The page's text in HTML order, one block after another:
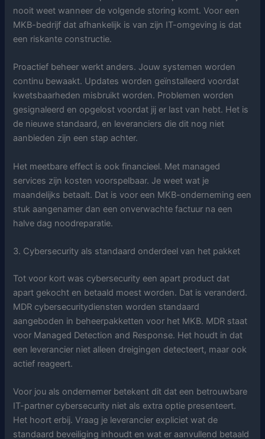
nooit weet wanneer de volgende storing komt. Voor een
MKB-bedrijf dat afhankelijk is van zijn IT-omgeving is dat
een riskante constructie.
Proactief beheer werkt anders. Jouw systemen worden
continu bewaakt. Updates worden geïnstalleerd voordat
kwetsbaarheden misbruikt worden. Problemen worden
gesignaleerd en opgelost voordat jij er last van hebt. Het is
de nieuwe standaard, en leveranciers die dit nog niet
aanbieden zijn een stap achter.
Het meetbare effect is ook financieel. Met managed
services zijn kosten voorspelbaar. Je weet wat je
maandelijks betaalt. Dat is voor een MKB-onderneming een
stuk aangenamer dan een onverwachte factuur na een
halve dag noodreparatie.
3. Cybersecurity als standaard onderdeel van het pakket
Tot voor kort was cybersecurity een apart product dat
apart gekocht en betaald moest worden. Dat is veranderd.
MDR cybersecuritydiensten worden standaard
aangeboden in beheerpakketten voor het MKB. MDR staat
voor Managed Detection and Response. Het houdt in dat
een leverancier niet alleen dreigingen detecteert, maar ook
actief reageert.
Voor jou als ondernemer betekent dit dat een betrouwbare
IT-partner cybersecurity niet als extra optie presenteert.
Het hoort erbij. Vraag je leverancier expliciet wat de
standaard beveiliging inhoudt en wat er aanvullend betaald